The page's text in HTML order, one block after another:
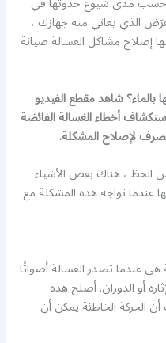
الذي يعاني منه جهازك ،
إصلاح مشاكل الغسالة صيانة
شاهد مقطع الفيديو
أخطاء الغسالة الفائضة
لإصلاح المشكلة.
الحظ ، هناك بعض الأشياء
عندما تواجه هذه المشكلة مع
عندما تصدر الغسالة أصواتًا
أو الدوران. أصلح هذه
الخاطئة يمكن أن